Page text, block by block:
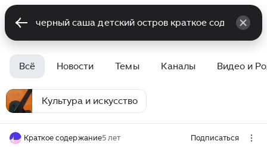
Всё Новости Темы Каналы Видео и
Культура и искусство
Краткое содержание5 лет Подписаться